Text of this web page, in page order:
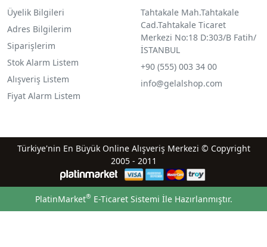
Üyelik Bilgileri
Adres Bilgilerim
Siparişlerim
Stok Alarm Listem
Alışveriş Listem
Fiyat Alarm Listem
Tahtakale Mah.Tahtakale
Cad.Tahtakale Ticaret
Merkezi No:18 D:303/B Fatih/
İSTANBUL
+90 (555) 003 34 00
info@gelalshop.com
Türkiye'nin En Büyük Online Alışveriş Merkezi © Copyright
2005 - 2011
PlatinMarket®E-Ticaret Sistemi İle Hazırlanmıştır.